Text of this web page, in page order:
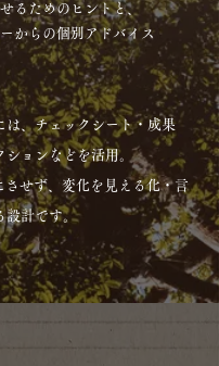
るためのヒントと、
からの個別アドバイス
は、チェックシート・成果
ションなどを活用。
させず、変化を見える化・言
設計です。